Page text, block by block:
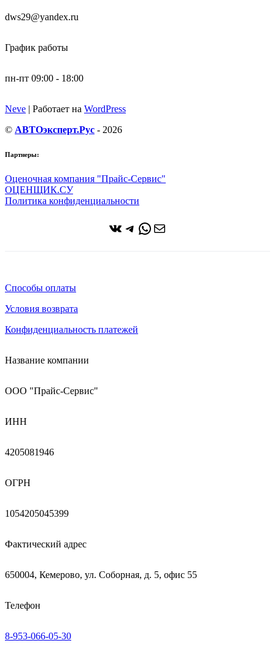
dws29@yandex.ru
График работы
пн-пт 09:00 - 18:00
Neve | Работает на WordPress
© АВТОэксперт.Рус - 2026
Партнеры:
Оценочная компания "Прайс-Сервис"
ОЦЕНЩИК.СУ
Политика конфиденциальности
ВКонтакте
Telegram
WhatsApp
Почта
Способы оплаты
Условия возврата
Конфиденциальность платежей
Название компании
ООО "Прайс-Сервис"
ИНН
4205081946
ОГРН
1054205045399
Фактический адрес
650004, Кемерово, ул. Соборная, д. 5, офис 55
Телефон
8-953-066-05-30